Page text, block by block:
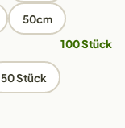
50cm
100 Stück
50 Stück